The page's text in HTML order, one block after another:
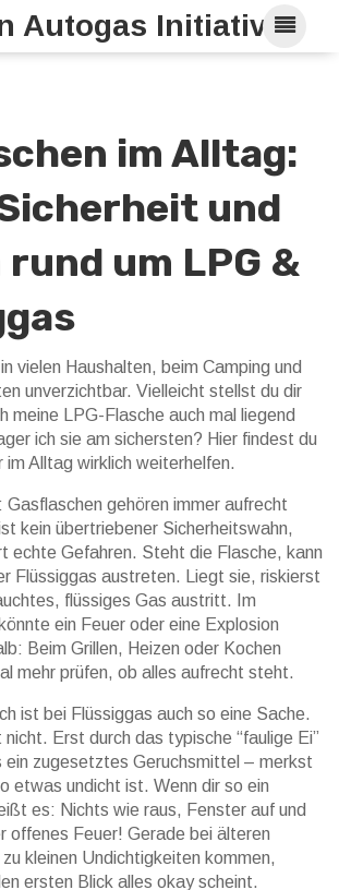
Autogas Initiative
im Alltag:
und
rund um LPG &
vielen Haushalten, beim Camping und
unverzichtbar. Vielleicht stellst du dir
meine LPG-Flasche auch mal liegend
ich sie am sichersten? Hier findest du
Alltag wirklich weiterhelfen.
Gasflaschen gehören immer aufrecht
kein übertriebener Sicherheitswahn,
echte Gefahren. Steht die Flasche, kann
Flüssiggas austreten. Liegt sie, riskierst
flüssiges Gas austritt. Im
ein Feuer oder eine Explosion
Beim Grillen, Heizen oder Kochen
mehr prüfen, ob alles aufrecht steht.
ist bei Flüssiggas auch so eine Sache.
nicht. Erst durch das typische “faulige Ei”
ein zugesetztes Geruchsmittel – merkst
etwas undicht ist. Wenn dir so ein
es: Nichts wie raus, Fenster auf und
offenes Feuer! Gerade bei älteren
kleinen Undichtigkeiten kommen,
ersten Blick alles okay scheint.